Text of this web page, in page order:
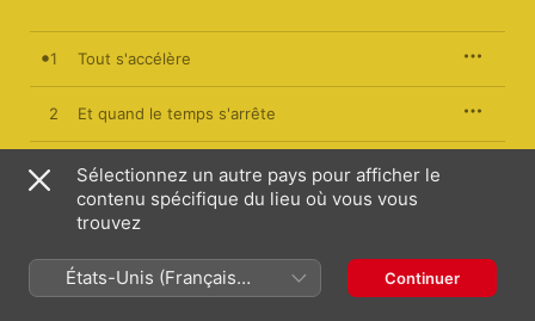
1 Tout s'accélère
2 Et quand le temps s'arrête
3 Sur les toits de Panam
Moi j'en veux toujours plus
La clepsydre s'oublie
Sélectionnez un autre pays pour afficher le
contenu spécifique du lieu où vous vous
trouvez
États-Unis (Français
France)
Continuer